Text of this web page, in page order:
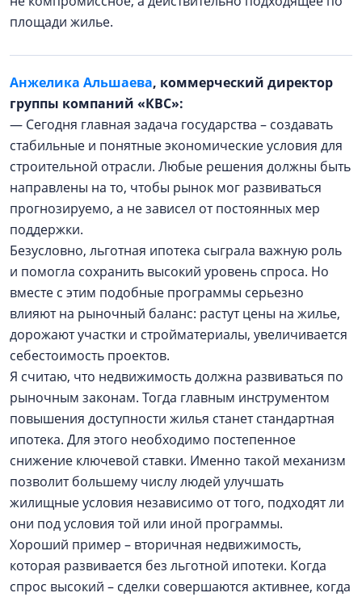
площади жилье.
Анжелика Альшаева, коммерческий директор
группы компаний «КВС»:
— Сегодня главная задача государства – создавать
стабильные и понятные экономические условия для
строительной отрасли. Любые решения должны быть
направлены на то, чтобы рынок мог развиваться
прогнозируемо, а не зависел от постоянных мер
поддержки.
Безусловно, льготная ипотека сыграла важную роль
и помогла сохранить высокий уровень спроса. Но
вместе с этим подобные программы серьезно
влияют на рыночный баланс: растут цены на жилье,
дорожают участки и стройматериалы, увеличивается
себестоимость проектов.
Я считаю, что недвижимость должна развиваться по
рыночным законам. Тогда главным инструментом
повышения доступности жилья станет стандартная
ипотека. Для этого необходимо постепенное
снижение ключевой ставки. Именно такой механизм
позволит большему числу людей улучшать
жилищные условия независимо от того, подходят ли
они под условия той или иной программы.
Хороший пример – вторичная недвижимость,
которая развивается без льготной ипотеки. Когда
спрос высокий – сделки совершаются активнее, когда